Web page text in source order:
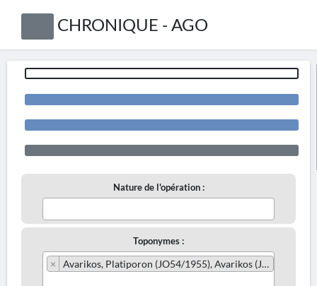
CHRONIQUE - AGO
Nature de l'opération :
Toponymes :
× Avarikos, Platiporon (JO54/1955), Avarikos (JO81/1928)